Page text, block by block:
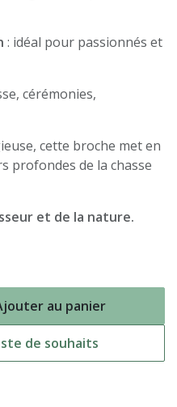
: idéal pour passionnés et
cérémonies,
cette broche met en
profondes de la chasse
et de la nature.
au panier
de souhaits